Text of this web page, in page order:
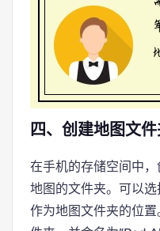
四、创建地图文
在手机的存储空间中
地图的文件夹。可以
作为地图文件夹的位